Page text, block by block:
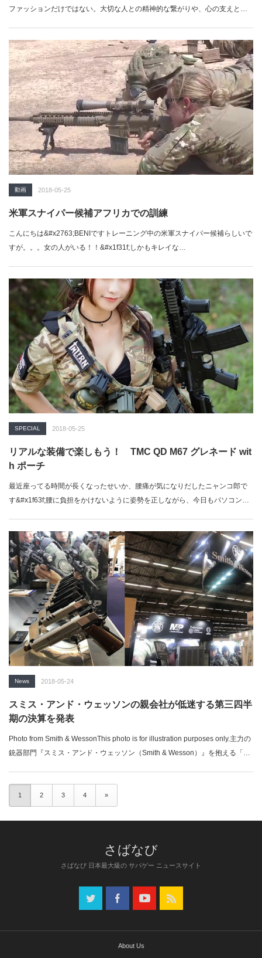
ファッションだけではない。大切な人との精神的な繋がりや、心の支えとな
（Patrick Duffy）氏が共同で立ち上げた『エンデバー・ライフ・サイエンス
（Endeavor Life Sciences）社』が、そんな兵士らに向けた世界初の新商品を
開発した。「ミリブロNews」で続...
動画 2018-05-25
米軍スナイパー候補アフリカでの訓練
こんにちは&#x2763;BENIですトレーニング中の米軍スナイパー候補らしいで
すが。。。女の人がいる！！&#x1f31f;しかもキレイな…
SPECIAL 2018-05-25
リアルな装備で楽しもう！ TMC QD M67 グレネード wit
h ポーチ
最近座ってる時間が長くなったせいか、腰痛が気になりだしたニャンコ郎で
す&#x1f63f;腰に負担をかけないように姿勢を正しながら、今日もパソコン
News 2018-05-24
スミス・アンド・ウェッソンの親会社が低迷する第三四半
期の決算を発表
Photo from Smith & WessonThis photo is for illustration purposes only.主力の
銃器部門『スミス・アンド・ウェッソン（Smith & Wesson）』を抱える「ア
っていたと明かした。関連記事：⇒売上低迷でスミス＆ウェッソンの親会社
の株価が1...
1 2 3 4 »
さばなび 日本最大級の サバゲー ニュースサイト
About Us